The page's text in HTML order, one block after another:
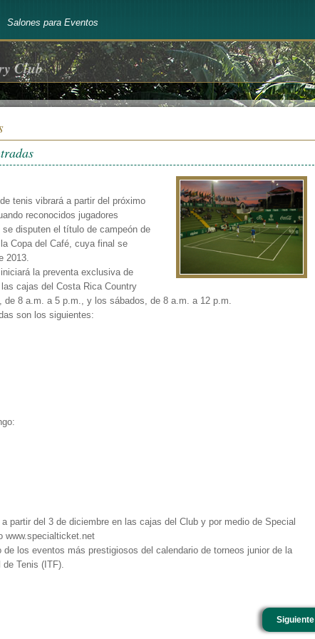
Club
Salones para Eventos
tenis vibrará a partir del próximo
reconocidos jugadores
disputen el título de campeón de
Copa del Café, cuya final se
2013.
la preventa exclusiva de
cajas del Costa Rica Country
de 8 a.m. a 5 p.m., y los sábados, de 8 a.m. a 12 p.m.
son los siguientes:
partir del 3 de diciembre en las cajas del Club y por medio de Special
www.specialticket.net
de los eventos más prestigiosos del calendario de torneos junior de la
de Tenis (ITF).
Siguiente